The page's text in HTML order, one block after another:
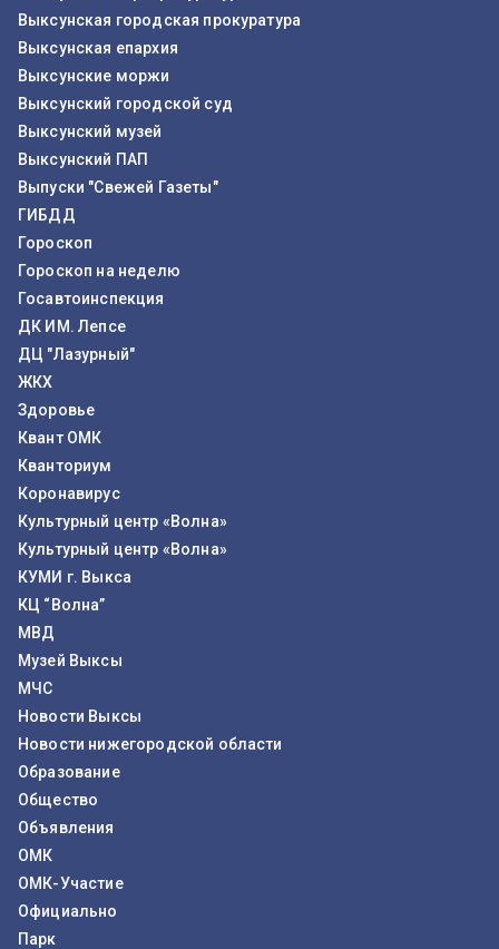
Выксунская городская прокуратура
Выксунская епархия
Выксунские моржи
Выксунский городской суд
Выксунский музей
Выксунский ПАП
Выпуски "Свежей Газеты"
ГИБДД
Гороскоп
Гороскоп на неделю
Госавтоинспекция
ДК ИМ. Лепсе
ДЦ "Лазурный"
ЖКХ
Здоровье
Квант ОМК
Кванториум
Коронавирус
Культурный центр «Волна»
Культурный центр «Волна»
КУМИ г. Выкса
КЦ “Волна”
МВД
Музей Выксы
МЧС
Новости Выксы
Новости нижегородской области
Образование
Общество
Объявления
ОМК
ОМК-Участие
Официально
Парк